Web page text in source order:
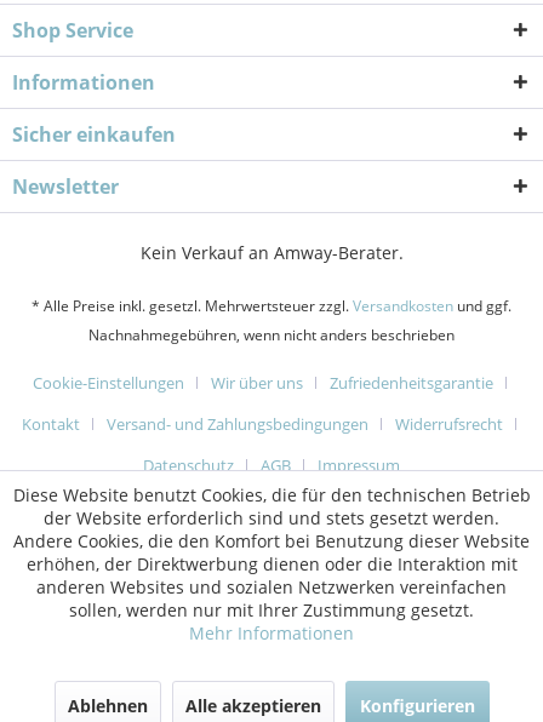
Shop Service
Informationen
Sicher einkaufen
Newsletter
Kein Verkauf an Amway-Berater.
* Alle Preise inkl. gesetzl. Mehrwertsteuer zzgl.Versandkosten und ggf.
Nachnahmegebühren, wenn nicht anders beschrieben
Cookie-Einstellungen Wir über uns
Zufriedenheitsgarantie
Kontakt
Versand- und Zahlungsbedingungen
Widerrufsrecht
Datenschutz
AGB Impressum
Diese Website benutzt Cookies, die für den technischen Betrieb
der Website erforderlich sind und stets gesetzt werden.
Andere Cookies, die den Komfort bei Benutzung dieser Website
erhöhen, der Direktwerbung dienen oder die Interaktion mit
anderen Websites und sozialen Netzwerken vereinfachen
sollen, werden nur mit Ihrer Zustimmung gesetzt.
Mehr Informationen
Ablehnen Alle akzeptieren Konfigurieren